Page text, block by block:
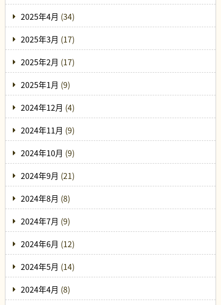
2025年4月 (34)
2025年3月 (17)
2025年2月 (17)
2025年1月 (9)
2024年12月 (4)
2024年11月 (9)
2024年10月 (9)
2024年9月 (21)
2024年8月 (8)
2024年7月 (9)
2024年6月 (12)
2024年5月 (14)
2024年4月 (8)